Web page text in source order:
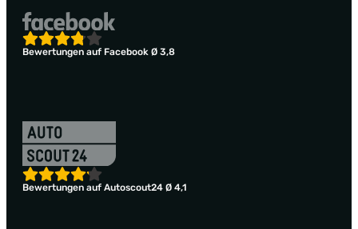
Bewertungen auf Facebook Ø 3,8
Bewertungen auf Autoscout24 Ø 4,1